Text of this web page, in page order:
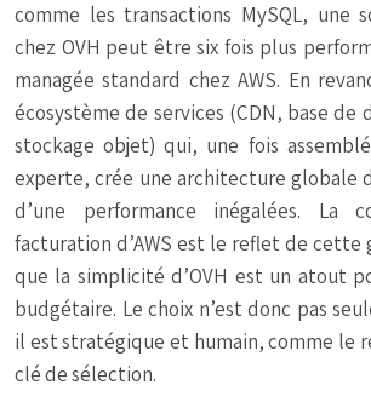
comme les transactions MySQL, une
chez OVH peut être six fois plus
managée standard chez AWS. En
écosystème de services (CDN, base de
stockage objet) qui, une fois
experte, crée une architecture globale
d’une performance inégalées. La
facturation d’AWS est le reflet de cette
que la simplicité d’OVH est un atout
budgétaire. Le choix n’est donc pas
il est stratégique et humain, comme le
clé de sélection.